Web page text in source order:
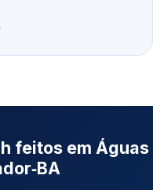
feitos em Águas